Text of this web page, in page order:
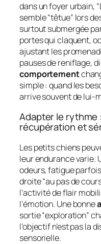
dans un foyer urbain,
semble “têtue” lors
surtout submergée
portes qui claquent,
ajustant les
pauses de reniflage,
comportement
simple : quand les
arrive souvent de lui-
Adapter le rythme
récupération et
Les petits chiens
leur endurance varie.
odeurs, fatigue
droite “au pas de
l’activité de flair
l’émotion. Une bonne
sortie “exploration”
l’objectif n’est pas la
sensorielle.